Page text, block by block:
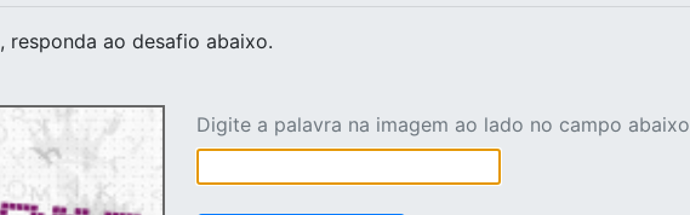
, responda ao desafio abaixo.
Digite a palavra na imagem ao lado no campo abaixo